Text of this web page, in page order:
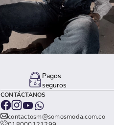
Pagos
seguros
CONTÁCTANOS
contactosm@somosmoda.com.co